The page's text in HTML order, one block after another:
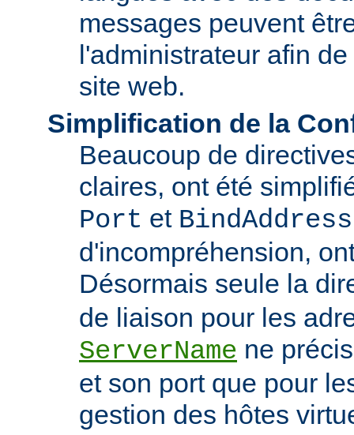
messages peuvent
l'administrateur afin
site web.
Simplification de la
Beaucoup de
claires, ont été
Port et BindAddress
d'incompréhension,
Désormais seule la
de liaison pour les
ServerName ne
et son port que pour
gestion des hôtes